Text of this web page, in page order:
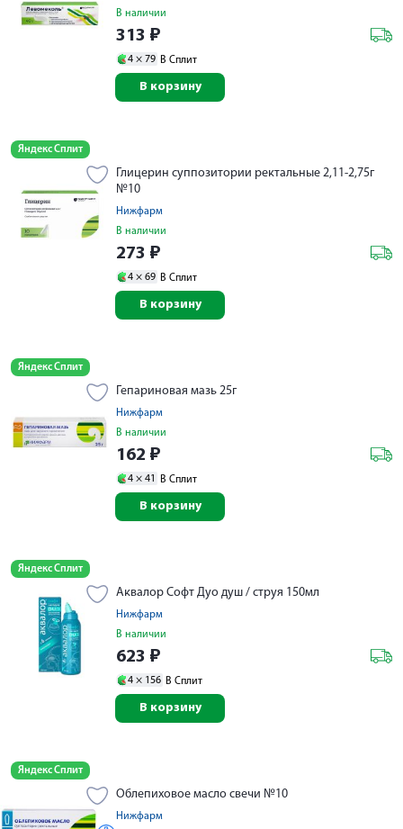
В наличии
313 ₽
4 × 79 В Сплит
В корзину
Яндекс Сплит
Глицерин суппозитории ректальные 2,11-2,75г
№10
Нижфарм
В наличии
273 ₽
4 × 69 В Сплит
В корзину
Яндекс Сплит
Гепариновая мазь 25г
Нижфарм
В наличии
162 ₽
4 × 41 В Сплит
В корзину
Яндекс Сплит
Аквалор Софт Дуо душ / струя 150мл
Нижфарм
В наличии
623 ₽
4 × 156 В Сплит
В корзину
Яндекс Сплит
Облепиховое масло свечи №10
Нижфарм